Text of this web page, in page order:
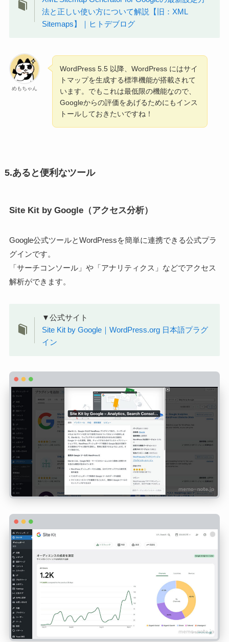
法と正しい使い方について解説【旧：XML
Sitemaps】｜ヒトデブログ
めもちゃん
WordPress 5.5 以降、WordPress にはサイ
トマップを生成する標準機能が搭載されて
います。でもこれは最低限の機能なので、
Googleからの評価をあげるためにもインス
トールしておきたいですね！
5.あると便利なツール
Site Kit by Google（アクセス分析）
Google公式ツールとWordPressを簡単に連携できる公式プラ
グインです。
「サーチコンソール」や「アナリティクス」などでアクセス
解析ができます。
▼公式サイト
Site Kit by Google｜WordPress.org 日本語プラグ
イン